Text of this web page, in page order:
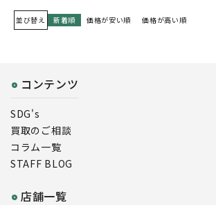
並び替え 新着順 価格が安い順 価格が高い順
コンテンツ
SDG's
買取のご相談
コラム一覧
STAFF BLOG
店舗一覧